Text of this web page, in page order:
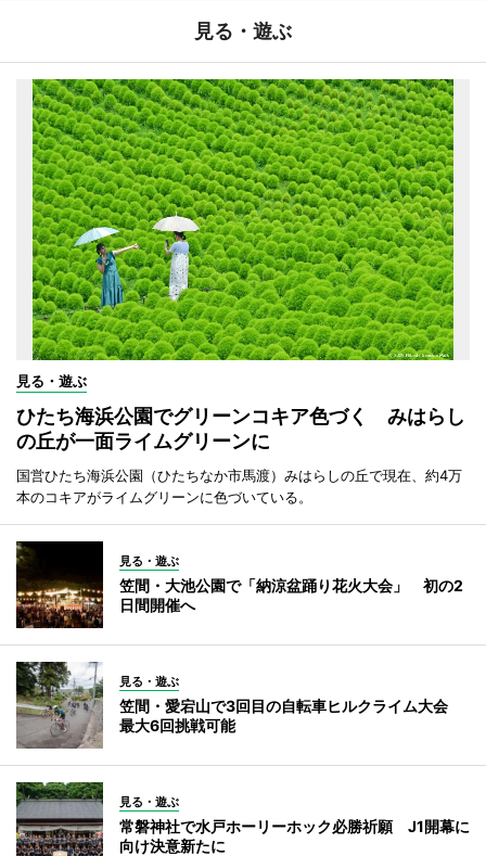
見る・遊ぶ
見る・遊ぶ
ひたち海浜公園でグリーンコキア色づく みはらし
の丘が一面ライムグリーンに
国営ひたち海浜公園（ひたちなか市馬渡）みはらしの丘で現在、約4万
本のコキアがライムグリーンに色づいている。
見る・遊ぶ
笠間・大池公園で「納涼盆踊り花火大会」 初の2
日間開催へ
見る・遊ぶ
笠間・愛宕山で3回目の自転車ヒルクライム大会
最大6回挑戦可能
見る・遊ぶ
常磐神社で水戸ホーリーホック必勝祈願 J1開幕に
向け決意新たに